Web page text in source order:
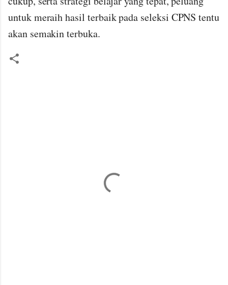
untuk meraih hasil terbaik pada seleksi CPNS tentu
akan semakin terbuka.